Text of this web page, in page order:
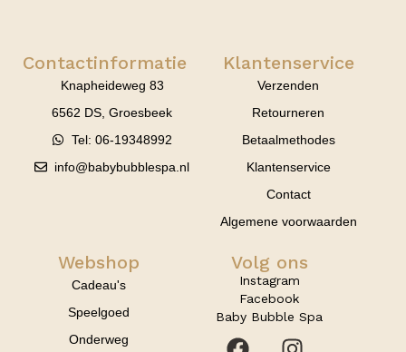
Contactinformatie
Knapheideweg 83
6562 DS, Groesbeek
Tel: 06-19348992
info@babybubblespa.nl
Klantenservice
Verzenden
Retourneren
Betaalmethodes
Klantenservice
Contact
Algemene voorwaarden
Webshop
Cadeau's
Speelgoed
Onderweg
Volg ons
Instagram
Facebook
Baby Bubble Spa